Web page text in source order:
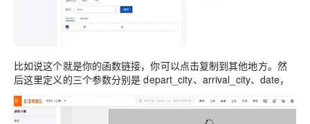
比如说这个就是你的函数链接，你可以点击复制到其他地方。然
后这里定义的三个参数分别是 depart_city、arrival_city、date，